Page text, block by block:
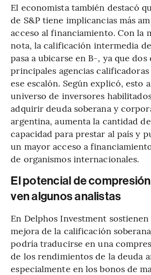
El economista también destacó
de S&P tiene implicancias más
acceso al financiamiento. Con la
nota, la calificación intermedia
pasa a ubicarse en B-, ya que dos
principales agencias
ese escalón. Según explicó, esto
universo de inversores
adquirir deuda soberana y
argentina, aumenta la cantidad
capacidad para prestar al país y
un mayor acceso a
de organismos internacionales.
El potencial de
ven algunos analistas
En Delphos Investment sostienen
mejora de la calificación
podría traducirse en una
de los rendimientos de la deuda
especialmente en los bonos de